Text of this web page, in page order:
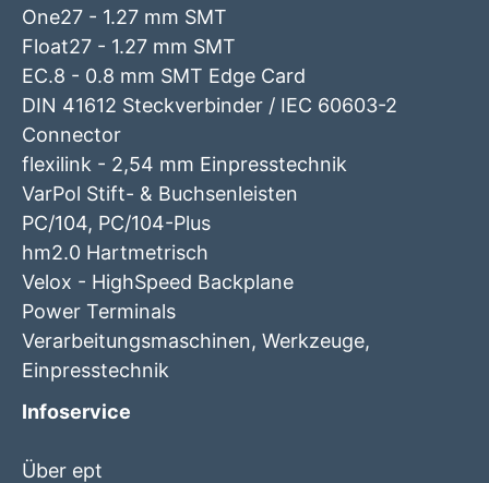
One27 - 1.27 mm SMT
Float27 - 1.27 mm SMT
EC.8 - 0.8 mm SMT Edge Card
DIN 41612 Steckverbinder / IEC 60603-2
Connector
flexilink - 2,54 mm Einpresstechnik
VarPol Stift- & Buchsenleisten
PC/104, PC/104-Plus
hm2.0 Hartmetrisch
Velox - HighSpeed Backplane
Power Terminals
Verarbeitungsmaschinen, Werkzeuge,
Einpresstechnik
Infoservice
Über ept